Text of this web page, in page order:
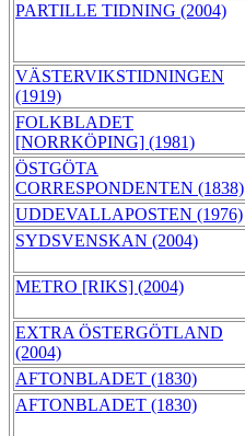
PARTILLE TIDNING (2004)
VÄSTERVIKSTIDNINGEN
(1919)
FOLKBLADET
[NORRKÖPING] (1981)
ÖSTGÖTA
CORRESPONDENTEN (1838)
UDDEVALLAPOSTEN (1976)
SYDSVENSKAN (2004)
METRO [RIKS] (2004)
EXTRA ÖSTERGÖTLAND
(2004)
AFTONBLADET (1830)
AFTONBLADET (1830)